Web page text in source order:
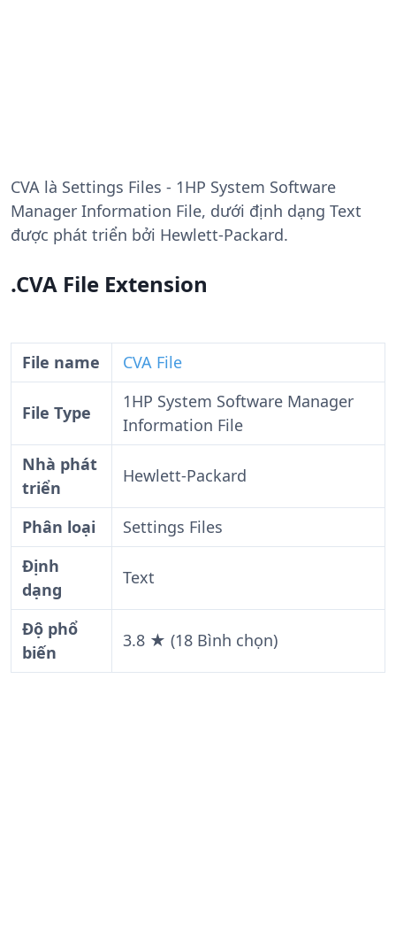
CVA là Settings Files - 1HP System Software
Manager Information File, dưới định dạng Text
được phát triển bởi Hewlett-Packard.
.CVA File Extension
File name CVA File
File Type
1HP System Software Manager
Information File
Nhà phát
triển
Hewlett-Packard
Phân loại
Settings Files
Định
dạng
Text
Độ phổ
biến
3.8 ★ (18 Bình chọn)